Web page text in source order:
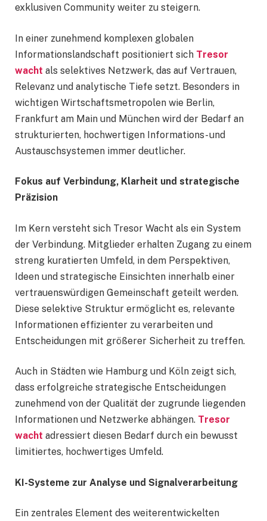
exklusiven Community weiter zu steigern.
In einer zunehmend komplexen globalen
Informationslandschaft positioniert sich Tresor
wacht als selektives Netzwerk, das auf Vertrauen,
Relevanz und analytische Tiefe setzt. Besonders in
wichtigen Wirtschaftsmetropolen wie Berlin,
Frankfurt am Main und München wird der Bedarf an
strukturierten, hochwertigen Informations- und
Austauschsystemen immer deutlicher.
Fokus auf Verbindung, Klarheit und strategische
Präzision
Im Kern versteht sich Tresor Wacht als ein System
der Verbindung. Mitglieder erhalten Zugang zu einem
streng kuratierten Umfeld, in dem Perspektiven,
Ideen und strategische Einsichten innerhalb einer
vertrauenswürdigen Gemeinschaft geteilt werden.
Diese selektive Struktur ermöglicht es, relevante
Informationen effizienter zu verarbeiten und
Entscheidungen mit größerer Sicherheit zu treffen.
Auch in Städten wie Hamburg und Köln zeigt sich,
dass erfolgreiche strategische Entscheidungen
zunehmend von der Qualität der zugrunde liegenden
Informationen und Netzwerke abhängen. Tresor
wacht adressiert diesen Bedarf durch ein bewusst
limitiertes, hochwertiges Umfeld.
KI-Systeme zur Analyse und Signalverarbeitung
Ein zentrales Element des weiterentwickelten